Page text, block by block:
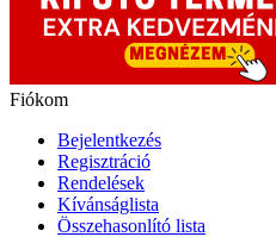
Fiókom
Bejelentkezés
Regisztráció
Rendelések
Kívánságlista
Összehasonlító lista